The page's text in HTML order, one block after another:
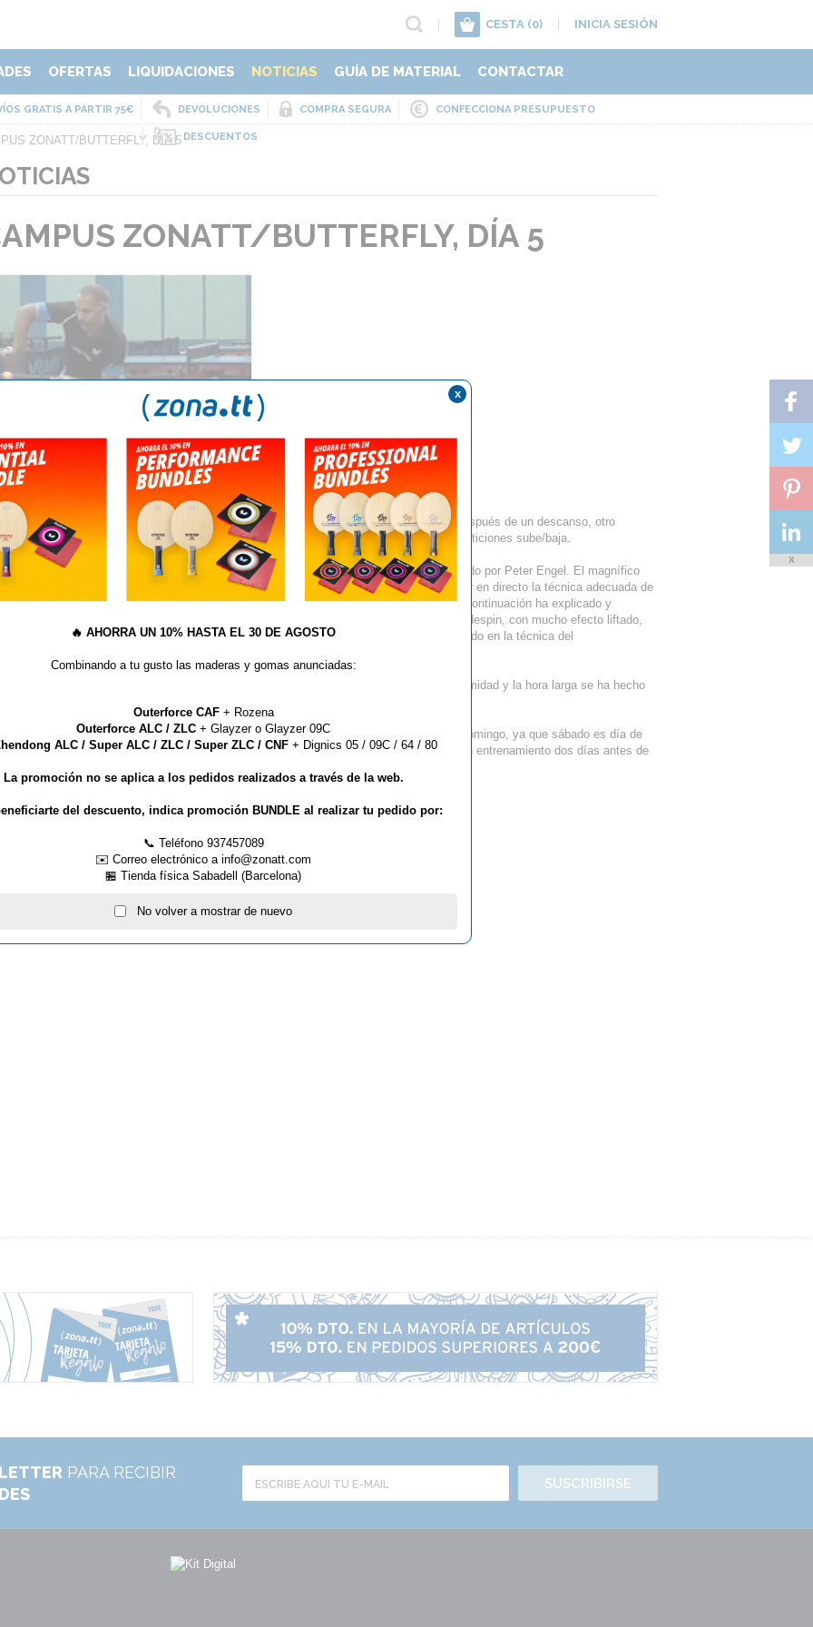
CESTA (0) INICIA SESIÓN
OFERTAS LIQUIDACIONES NOTICIAS GUÍA DE MATERIAL CONTACTAR
GRATIS A PARTIR 75€ DEVOLUCIONES COMPRA SEGURA CONFECCIONA PRESUPUESTO
DESCUENTOS
ZONATT/BUTTERFLY, DÍA 5
ZONATT/BUTTERFLY, DÍA 5
mañana hemos realizado un trabajo intenso de piernas con 2 ejercicios en la mesa, después de un descanso, otro
individualizado para cada jugador, para acabar la sesión matinal con dos mini-competiciones sube/baja.
fuerte del día ha estado centrado en una exhibición de Petr Korbel en la mesa ayudado por Peter Engel. El magnífico
checo se ha sometido a las preguntas y a las peticiones de los jugadores para exhibir en directo la técnica adecuada de
golpe. Para comenzar, su famoso flip de revés “banana”, después el flip de derecha, a continuación ha explicado y
una gran variedad de topspins de derecha (cerca de la mesa, contratop, bomba, sidespin, con mucho efecto liftado,
submarinos…), después ha pasado a hablar de los saques y, finalmente, se ha centrado en la técnica del
demostración ha gustado muchísimo porque el crac ha vuelto a demostrar su proximidad y la hora larga se ha hecho
tarde el trabajo era totalmente individual e iba enfocado a preparar la competición de domingo, ya que sábado es día de
y recuperación. Hemos pedido a los jugadores que nos mostraran como realizan un entrenamiento dos días antes de
al listado de noticias
PARA RECIBIR
SUSCRIBIRSE
🔥 AHORRA UN 10% HASTA EL 30 DE AGOSTO
Combinando a tu gusto las maderas y gomas anunciadas:
Outerforce CAF+ Rozena
Outerforce ALC / ZLC + Glayzer o Glayzer 09C
ALC / Super ALC / ZLC / Super ZLC / CNF + Dignics 05 / 09C / 64 / 80
La promoción no se aplica a los pedidos realizados a través de la web.
del descuento, indica promoción BUNDLE al realizar tu pedido por:
📞 Teléfono 937457089
✉️ Correo electrónico a info@zonatt.com
🏪 Tienda física Sabadell (Barcelona)
No volver a mostrar de nuevo
x
X